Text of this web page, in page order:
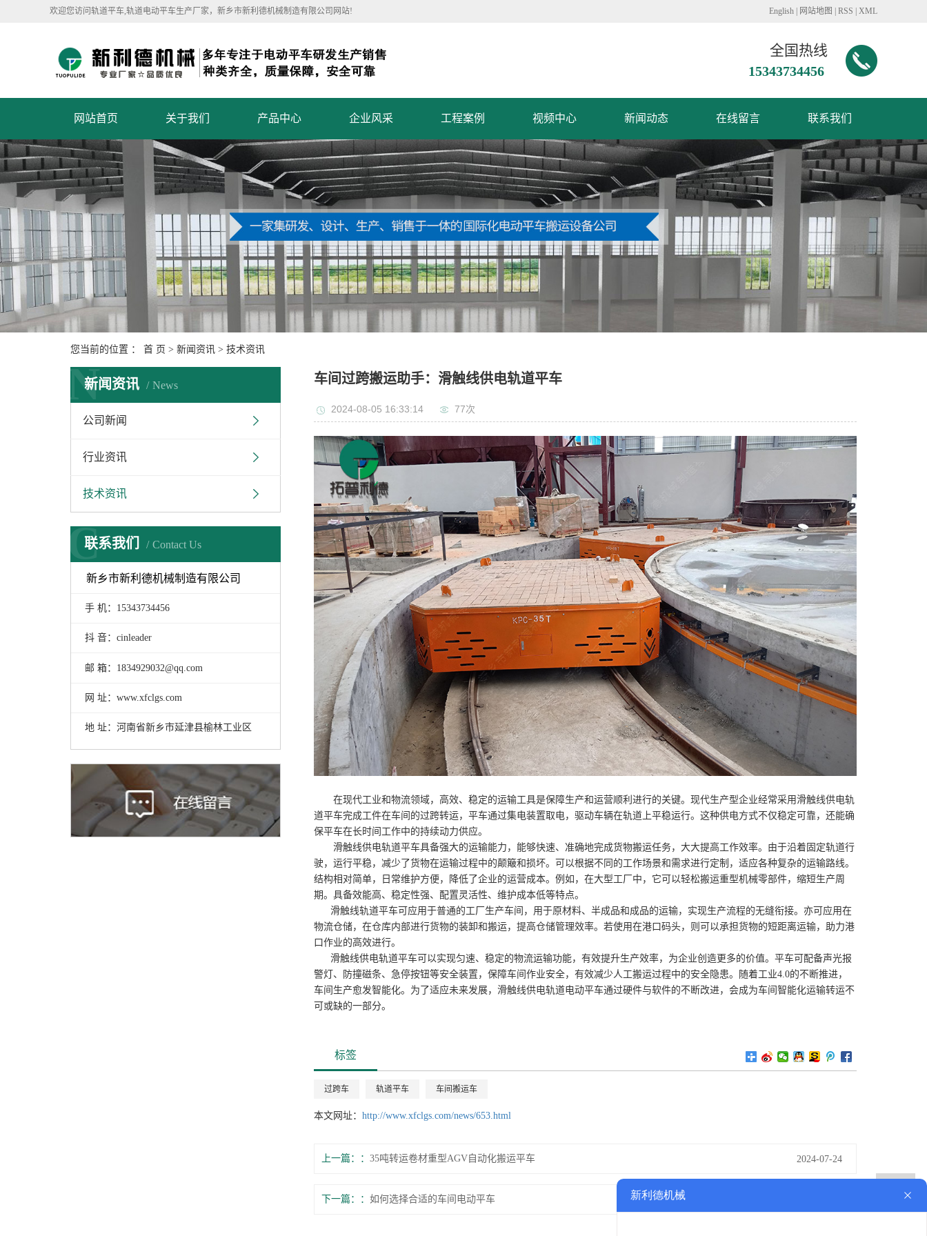
欢迎您访问轨道平车,轨道电动平车生产厂家，新乡市新利德机械制造有限公司网站! English 网站地图 RSS XML
全国热线
15343734456
网站首页 关于我们 产品中心 企业风采 工程案例 视频中心 新闻动态 在线留言 联系我们
您当前的位置 ： 首 页 > 新闻资讯 > 技术资讯
新闻资讯 News
N
公司新闻
行业资讯
技术资讯
联系我们 Contact Us
C
新乡市新利德机械制造有限公司
手 机：15343734456
抖 音：cinleader
邮 箱：1834929032@qq.com
网 址：www.xfclgs.com
地 址：河南省新乡市延津县榆林工业区
车间过跨搬运助手：滑触线供电轨道平车
2024-08-05 16:33:14 77次
在现代工业和物流领域，高效、稳定的运输工具是保障生产和运营顺利进行的关键。现代生产型企业经常采用滑触线供电轨
道平车完成工件在车间的过跨转运，平车通过集电装置取电，驱动车辆在轨道上平稳运行。这种供电方式不仅稳定可靠，还能确
保平车在长时间工作中的持续动力供应。
滑触线供电轨道平车具备强大的运输能力，能够快速、准确地完成货物搬运任务，大大提高工作效率。由于沿着固定轨道行
驶，运行平稳，减少了货物在运输过程中的颠簸和损坏。可以根据不同的工作场景和需求进行定制，适应各种复杂的运输路线。
结构相对简单，日常维护方便，降低了企业的运营成本。例如，在大型工厂中，它可以轻松搬运重型机械零部件，缩短生产周
期。具备效能高、稳定性强、配置灵活性、维护成本低等特点。
滑触线轨道平车可应用于普通的工厂生产车间，用于原材料、半成品和成品的运输，实现生产流程的无缝衔接。亦可应用在
物流仓储，在仓库内部进行货物的装卸和搬运，提高仓储管理效率。若使用在港口码头，则可以承担货物的短距离运输，助力港
口作业的高效进行。
滑触线供电轨道平车可以实现匀速、稳定的物流运输功能，有效提升生产效率，为企业创造更多的价值。平车可配备声光报
警灯、防撞磁条、急停按钮等安全装置，保障车间作业安全，有效减少人工搬运过程中的安全隐患。随着工业4.0的不断推进，
车间生产愈发智能化。为了适应未来发展，滑触线供电轨道电动平车通过硬件与软件的不断改进，会成为车间智能化运输转运不
可或缺的一部分。
标签
过跨车 轨道平车 车间搬运车
本文网址： http://www.xfclgs.com/news/653.html
上一篇： 35吨转运卷材重型AGV自动化搬运平车 2024-07-24
下一篇： 如何选择合适的车间电动平车